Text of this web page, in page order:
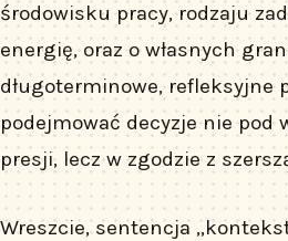
środowisku pracy, rodzaju
energię, oraz o własnych
długoterminowe, refleksyjne
podejmować decyzje nie pod
presji, lecz w zgodzie z
Wreszcie, sentencja